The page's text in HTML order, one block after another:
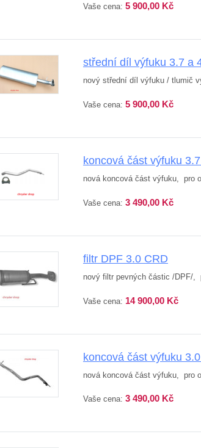
Vaše cena: 5 900,00 Kč
střední díl výfuku 3.7 a
nový střední díl výfuku / tlumič
Vaše cena: 5 900,00 Kč
koncová část výfuku
nová koncová část výfuku, pro
Vaše cena: 3 490,00 Kč
filtr DPF 3.0 CRD
nový filtr pevných částic /DPF/,
Vaše cena: 14 900,00 Kč
koncová část výfuku
nová koncová část výfuku, pro
Vaše cena: 3 490,00 Kč